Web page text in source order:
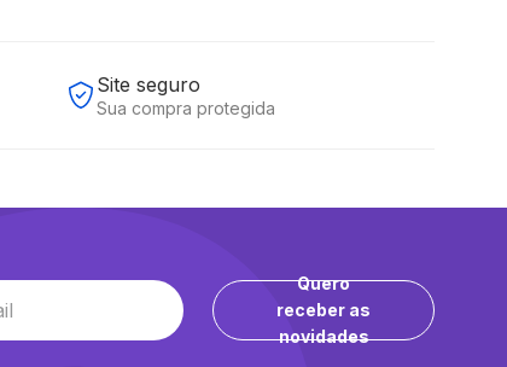
Site seguro
Sua compra protegida
Quero
receber as
novidades